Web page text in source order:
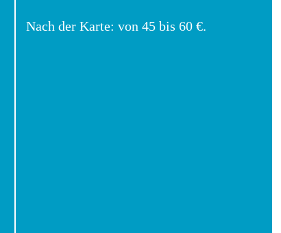
Nach der Karte: von 45 bis 60 €.